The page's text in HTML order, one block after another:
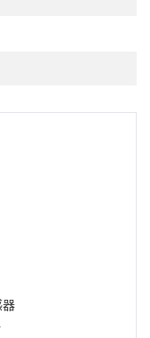
性测量单元
。具有完全校准和
非常适合各种
指向和使用情况